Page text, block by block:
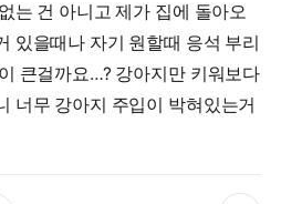
는 건 아니고 제가 집에 돌아오
있을때나 자기 원할때 응석 부리
큰걸까요…? 강아지만 키워보다
너무 강아지 주입이 박혀있는거